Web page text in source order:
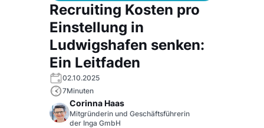
Recruiting Kosten pro
Einstellung in
Ludwigshafen senken:
Ein Leitfaden
02.10.2025
7Minuten
Corinna Haas
Mitgründerin und Geschäftsführerin
der Inga GmbH